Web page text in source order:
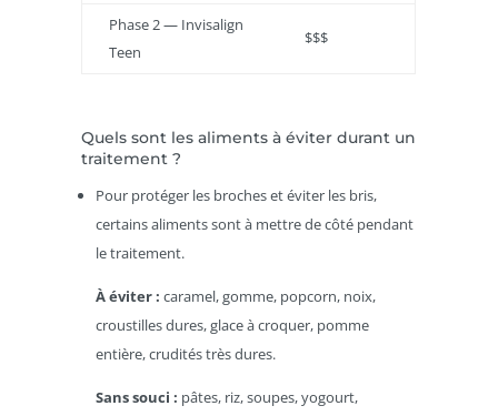
Phase 2 — Invisalign
Teen
$$$
Quels sont les aliments à éviter durant un
traitement ?
Pour protéger les broches et éviter les bris,
certains aliments sont à mettre de côté pendant
le traitement.
À éviter : caramel, gomme, popcorn, noix,
croustilles dures, glace à croquer, pomme
entière, crudités très dures.
Sans souci : pâtes, riz, soupes, yogourt,